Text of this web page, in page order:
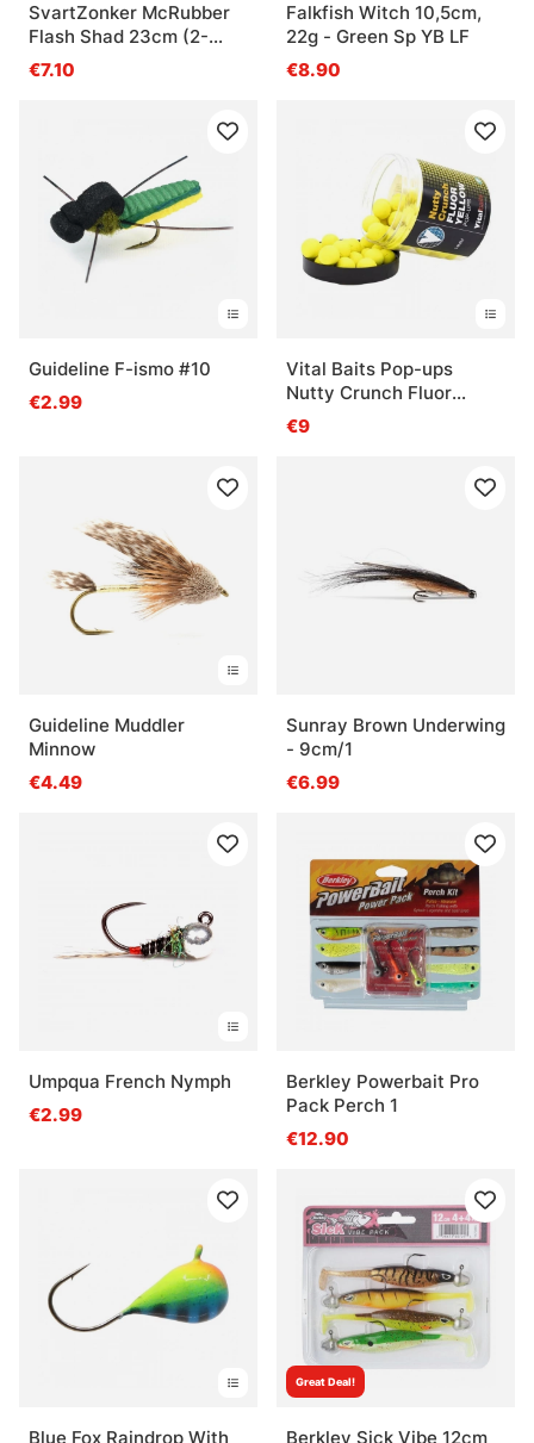
SvartZonker McRubber
Flash Shad 23cm (2-
pack) - Blue Silver
€7.10
Falkfish Witch 10,5cm,
22g - Green Sp YB LF
€8.90
Guideline F-ismo #10
€2.99
Vital Baits Pop-ups
Nutty Crunch Fluor
Yellow 80g
€9
Guideline Muddler
Minnow
€4.49
Sunray Brown Underwing
- 9cm/1
€6.99
Umpqua French Nymph
€2.99
Berkley Powerbait Pro
Pack Perch 1
€12.90
Blue Fox Raindrop With
Great Deal!
Berkley Sick Vibe 12cm